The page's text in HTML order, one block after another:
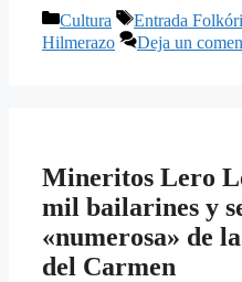
Categorías
Cultura Etiquetas
Entrada
Hilmerazo
Deja un
Mineritos Lero
mil bailarines y
«numerosa» de
del Carmen